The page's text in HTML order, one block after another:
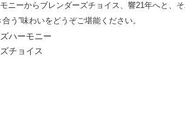
ニーからブレンダーズチョイス、響21年へと、
う”味わいをどうぞご堪能ください。
ハーモニー
チョイス